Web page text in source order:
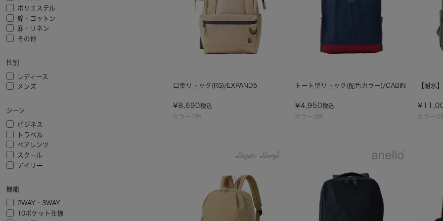
ポリエステル
綿・コットン
麻・リネン
その他
性別
レディース
メンズ
シーン
ビジネス
トラベル
ペアレンツ
スクール
デイリー
機能
2WAY・3WAY
10ポケット仕様
カラー7色
口金リュック(RS)/EXPAND5
¥8,690税込
カラー3色
トート型リュック(配色カラー)/CABIN
¥4,950税込
カラー5
【耐水
¥